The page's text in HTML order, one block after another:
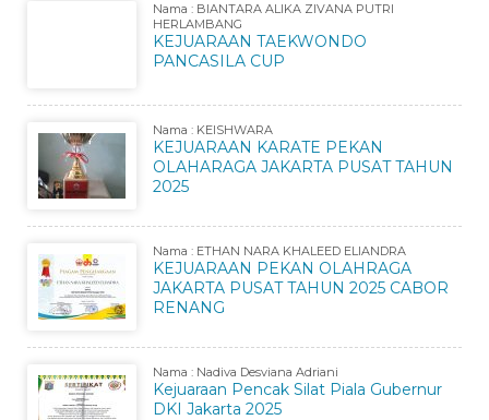
Nama : BIANTARA ALIKA ZIVANA PUTRI
HERLAMBANG
KEJUARAAN TAEKWONDO
PANCASILA CUP
Nama : KEISHWARA
KEJUARAAN KARATE PEKAN
OLAHARAGA JAKARTA PUSAT TAHUN
2025
Nama : ETHAN NARA KHALEED ELIANDRA
KEJUARAAN PEKAN OLAHRAGA
JAKARTA PUSAT TAHUN 2025 CABOR
RENANG
Nama : Nadiva Desviana Adriani
Kejuaraan Pencak Silat Piala Gubernur
DKI Jakarta 2025